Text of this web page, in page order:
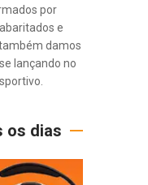
por
e
damos
lançando no
os dias